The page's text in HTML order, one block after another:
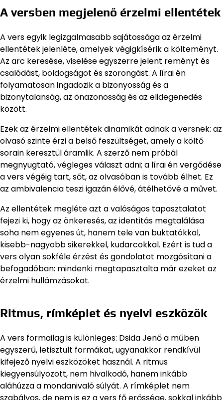
A versben megjelenő érzelmi ellentétek
A vers egyik legizgalmasabb sajátossága az érzelmi
ellentétek jelenléte, amelyek végigkísérik a költeményt.
Az arc keresése, viselése egyszerre jelent reményt és
csalódást, boldogságot és szorongást. A lírai én
folyamatosan ingadozik a bizonyosság és a
bizonytalanság, az önazonosság és az elidegenedés
között.
Ezek az érzelmi ellentétek dinamikát adnak a versnek: az
olvasó szinte érzi a belső feszültséget, amely a költő
sorain keresztül áramlik. A szerző nem próbál
megnyugtató, végleges választ adni; a lírai én vergődése
a vers végéig tart, sőt, az olvasóban is tovább élhet. Ez
az ambivalencia teszi igazán élővé, átélhetővé a művet.
Az ellentétek megléte azt a valóságos tapasztalatot
fejezi ki, hogy az önkeresés, az identitás megtalálása
soha nem egyenes út, hanem tele van buktatókkal,
kisebb-nagyobb sikerekkel, kudarcokkal. Ezért is tud a
vers olyan sokféle érzést és gondolatot mozgósítani a
befogadóban: mindenki megtapasztalta már ezeket az
érzelmi hullámzásokat.
Ritmus, rímképlet és nyelvi eszközök
A vers formailag is különleges: Dsida Jenő a műben
egyszerű, letisztult formákat, ugyanakkor rendkívül
kifejező nyelvi eszközöket használ. A ritmus
kiegyensúlyozott, nem hivalkodó, hanem inkább
aláhúzza a mondanivaló súlyát. A rímképlet nem
szabályos, de nem is ez a vers fő erőssége, sokkal inkább